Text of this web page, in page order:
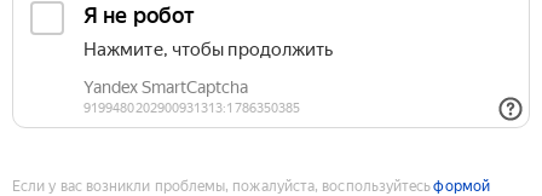
Если у вас возникли проблемы, пожалуйста, воспользуйтесьформой